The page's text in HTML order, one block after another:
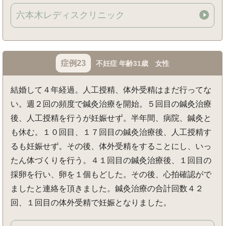
六本木レディスクリニック
症例23 不妊症 年齢31歳 女性
結婚して４年経過。人工授精、体外受精はまだ行ってな
い。週２回の頻度で鍼灸治療を開始。５回目の鍼灸治療
後、人工授精を行うが妊娠せず。半年間、病院、鍼灸と
も休む。１０回目、１７回目の鍼灸治療後、人工授精す
るも妊娠せず。その後、体外受精をすることにし、いっ
たん体づくりを行う。４１回目の鍼灸治療後、１回目の
採卵を行い、卵を１個もどした。その後、心拍確認がで
ましたと連絡を頂きました。鍼灸治療の合計回数４２
回、１回目の体外受精で妊娠となりました。